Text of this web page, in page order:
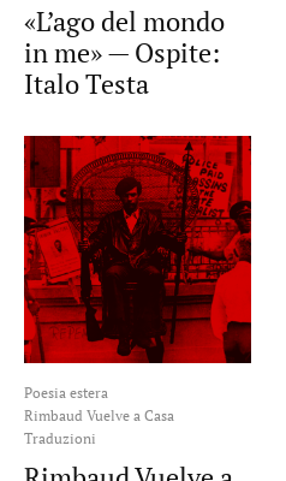
«L’ago del mondo
in me» — Ospite:
Italo Testa
Poesia estera
Rimbaud Vuelve a Casa
Traduzioni